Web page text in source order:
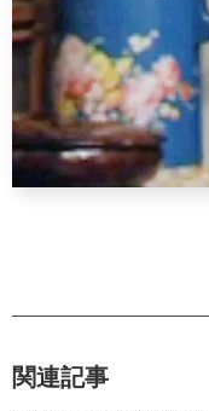
関連記事